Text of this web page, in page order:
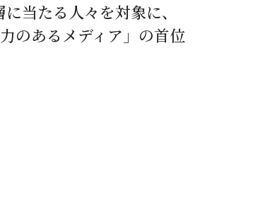
当たる人々を対象に、
のあるメディア」の首位